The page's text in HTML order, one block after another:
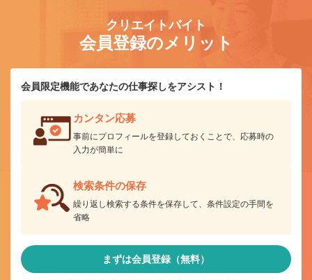
クリエイトバイト
会員登録のメリット
会員限定機能であなたの仕事探しをアシスト！
カンタン応募
事前にプロフィールを登録しておくことで、応募時の
入力が簡単に
検索条件の保存
繰り返し検索する条件を保存して、条件設定の手間を
省略
まずは会員登録（無料）